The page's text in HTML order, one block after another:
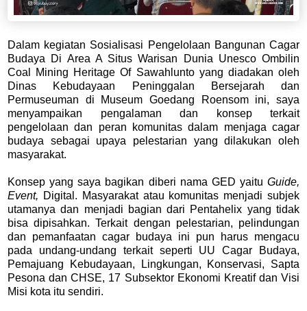
Dalam kegiatan Sosialisasi Pengelolaan Bangunan Cagar
Budaya Di Area A Situs Warisan Dunia Unesco Ombilin
Coal Mining Heritage Of Sawahlunto yang diadakan oleh
Dinas Kebudayaan Peninggalan Bersejarah dan
Permuseuman di Museum Goedang Roensom ini, saya
menyampaikan pengalaman dan konsep terkait
pengelolaan dan peran komunitas dalam menjaga cagar
budaya sebagai upaya pelestarian yang dilakukan oleh
masyarakat.
Konsep yang saya bagikan diberi nama GED yaitu Guide,
Event, Digital. Masyarakat atau komunitas menjadi subjek
utamanya dan menjadi bagian dari Pentahelix yang tidak
bisa dipisahkan. Terkait dengan pelestarian, pelindungan
dan pemanfaatan cagar budaya ini pun harus mengacu
pada undang-undang terkait seperti UU Cagar Budaya,
Pemajuang Kebudayaan, Lingkungan, Konservasi, Sapta
Pesona dan CHSE, 17 Subsektor Ekonomi Kreatif dan Visi
Misi kota itu sendiri.